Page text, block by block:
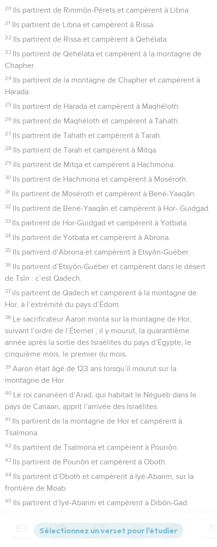
20 Ils partirent de Rimmôn-Pérets et campèrent à Libna.
21 Ils partirent de Libna et campèrent à Rissa.
22 Ils partirent de Rissa et campèrent à Qehélata.
23 Ils partirent de Qehélata et campèrent à la montagne de
Chapher.
24 Ils partirent de la montagne de Chapher et campèrent à
Harada.
25 Ils partirent de Harada et campèrent à Maqhéloth.
26 Ils partirent de Maqhéloth et campèrent à Tahath.
27 Ils partirent de Tahath et campèrent à Tarah.
28 Ils partirent de Tarah et campèrent à Mitqa.
29 Ils partirent de Mitqa et campèrent à Hachmona.
30 Ils partirent de Hachmona et campèrent à Moséroth.
31 Ils partirent de Moséroth et campèrent à Bené-Yaaqân.
32 Ils partirent de Bené-Yaaqân et campèrent à Hor- Guidgad.
33 Ils partirent de Hor-Guidgad et campèrent à Yotbata.
34 Ils partirent de Yotbata et campèrent à Abrona.
35 Ils partirent d’Abrona et campèrent à Etsyôn-Guéber.
36 Ils partirent d’Etsyôn-Guéber et campèrent dans le désert
de Tsîn : c’est Qadech.
37 ils partirent de Qadech et campèrent à la montagne de
Hor, à l’extrémité du pays d’Édom.
38 Le sacrificateur Aaron monta sur la montagne de Hor,
suivant l’ordre de l’Éternel ; il y mourut, la quarantième
année après la sortie des Israélites du pays d’Égypte, le
cinquième mois, le premier du mois.
39 Aaron était âgé de 123 ans lorsqu’il mourut sur la
montagne de Hor.
40 Le roi cananéen d’Arad, qui habitait le Négueb dans le
pays de Canaan, apprit l’arrivée des Israélites.
41 Ils partirent de la montagne de Hor et campèrent à
Tsalmona.
42 Ils partirent de Tsalmona et campèrent à Pounôn.
43 Ils partirent de Pounôn et campèrent à Oboth.
44 Ils partirent d’Oboth et campèrent à Iyé-Abarim, sur la
frontière de Moab.
45 Ils partirent d’Iyé-Abarim et campèrent à Dibôn-Gad.
Diblataïm.
Versions Commentaires Strong